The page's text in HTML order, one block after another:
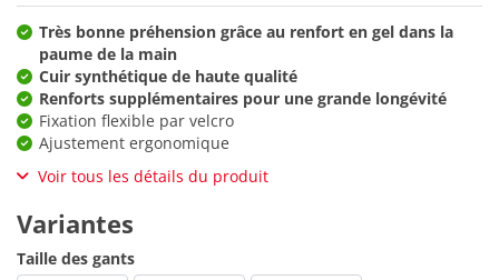
Très bonne préhension grâce au renfort en gel dans la
paume de la main
Cuir synthétique de haute qualité
Renforts supplémentaires pour une grande longévité
Fixation flexible par velcro
Ajustement ergonomique
Voir tous les détails du produit
Variantes
Taille des gants